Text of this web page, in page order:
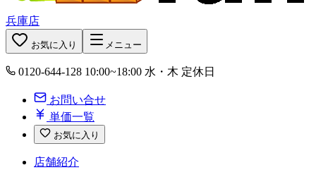
兵庫店
お気に入り メニュー
0120-644-128 10:00~18:00 水・木 定休日
お問い合せ
単価一覧
お気に入り
店舗紹介